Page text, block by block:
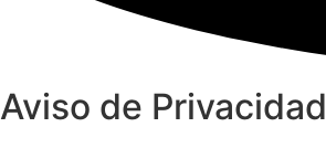
Aviso de Privacidad